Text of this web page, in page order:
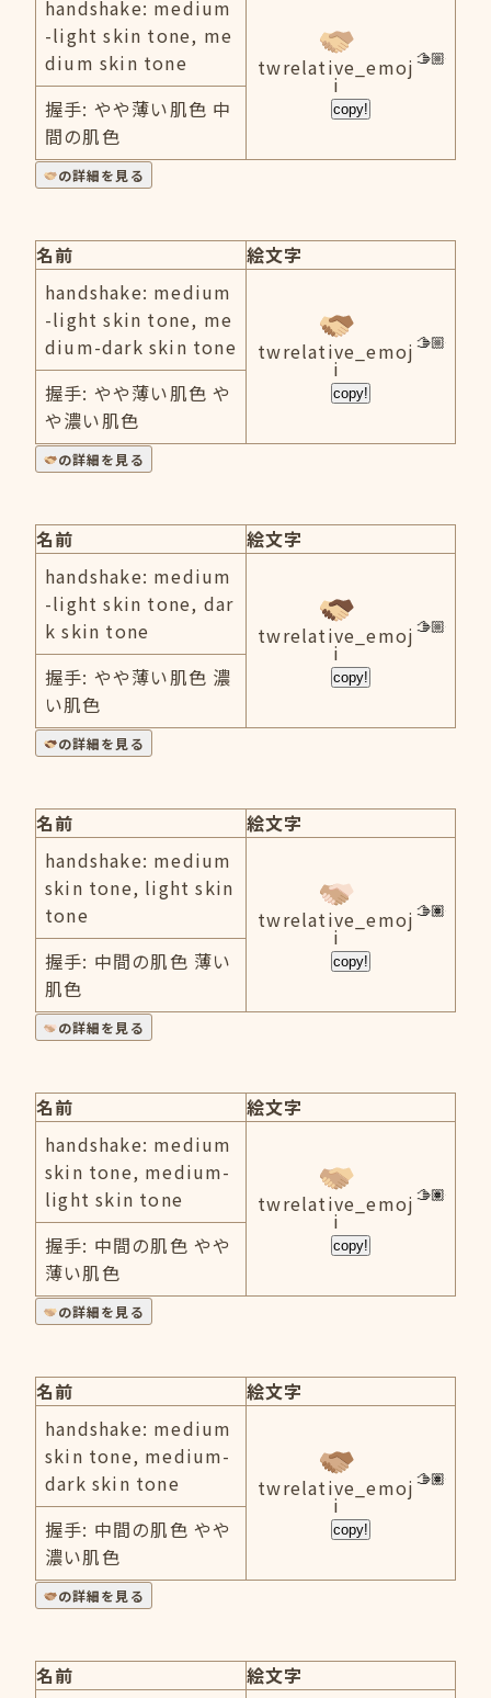
handshake: medium
-light skin tone, me
dium skin tone
twrelative_emoj
i
copy!
握手: やや薄い肌色 中
間の肌色
の詳細を見る
名前
絵文字
handshake: medium
-light skin tone, me
dium-dark skin tone
twrelative_emoj
i
copy!
握手: やや薄い肌色 や
や濃い肌色
の詳細を見る
名前
絵文字
handshake: medium
-light skin tone, dar
k skin tone
twrelative_emoj
i
copy!
握手: やや薄い肌色 濃
い肌色
の詳細を見る
名前
絵文字
handshake: medium
skin tone, light skin
tone
twrelative_emoj
i
copy!
握手: 中間の肌色 薄い
肌色
の詳細を見る
名前
絵文字
handshake: medium
skin tone, medium-
light skin tone
twrelative_emoj
i
copy!
握手: 中間の肌色 やや
薄い肌色
の詳細を見る
名前
絵文字
handshake: medium
skin tone, medium-
dark skin tone
twrelative_emoj
i
copy!
握手: 中間の肌色 やや
濃い肌色
の詳細を見る
名前
絵文字